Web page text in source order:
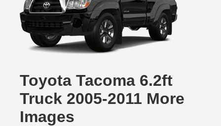
Toyota Tacoma 6.2ft
Truck 2005-2011 More
Images